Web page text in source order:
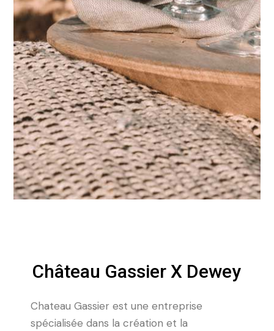
Château Gassier X Dewey
Chateau Gassier est une entreprise
spécialisée dans la création et la